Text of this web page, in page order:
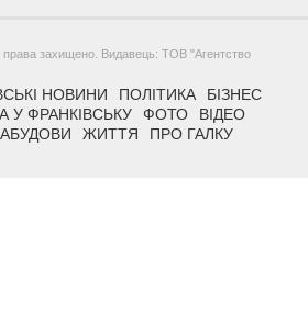
права захищено. Видавець: ТОВ "Агентство
НОВИНИ ПОЛІТИКА
БІЗНЕС
У ФРАНКІВСЬКУ ФОТО
ВІДЕО
ЖИТТЯ ПРО ГАЛКУ